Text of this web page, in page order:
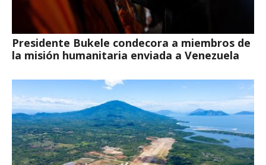
Presidente Bukele condecora a miembros de
la misión humanitaria enviada a Venezuela